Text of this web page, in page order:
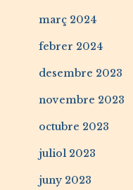
març 2024
febrer 2024
desembre 2023
novembre 2023
octubre 2023
juliol 2023
juny 2023